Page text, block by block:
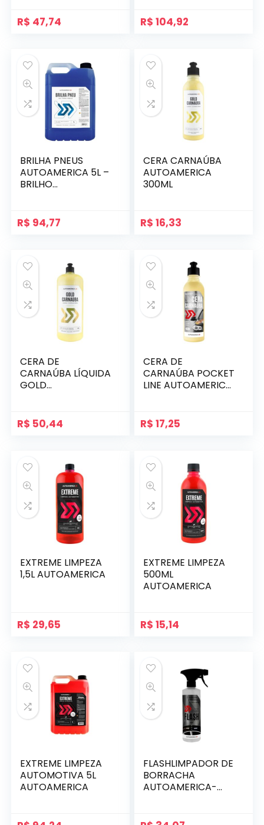
ESCUROS
R$ 47,74 R$ 104,92
BRILHA PNEUS
AUTOAMERICA 5L –
BRILHO
R$ 94,77
CERA CARNAÚBA
AUTOAMERICA
300ML
R$ 16,33
CERA DE
CARNAÚBA LÍQUIDA
GOLD
R$ 50,44
CERA DE
CARNAÚBA POCKET
LINE AUTOAMERICA
R$ 17,25
EXTREME LIMPEZA
1,5L AUTOAMERICA
R$ 29,65
EXTREME LIMPEZA
500ML
AUTOAMERICA
R$ 15,14
EXTREME LIMPEZA
AUTOMOTIVA 5L
AUTOAMERICA
FLASHLIMPADOR DE
BORRACHA
AUTOAMERICA-